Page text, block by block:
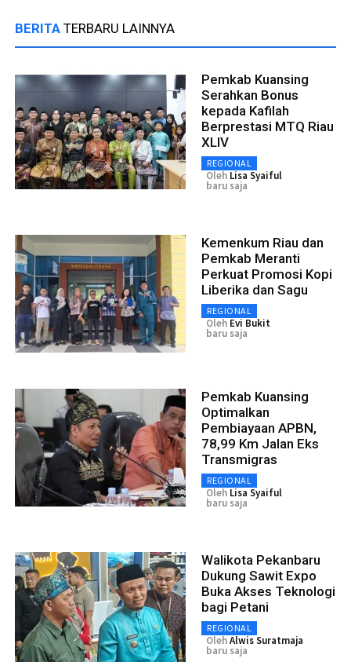
BERITA TERBARU LAINNYA
Pemkab Kuansing
Serahkan Bonus
kepada Kafilah
Berprestasi MTQ Riau
XLIV
REGIONAL
Oleh Lisa Syaiful
baru saja
Kemenkum Riau dan
Pemkab Meranti
Perkuat Promosi Kopi
Liberika dan Sagu
REGIONAL
Oleh Evi Bukit
baru saja
Pemkab Kuansing
Optimalkan
Pembiayaan APBN,
78,99 Km Jalan Eks
Transmigras
REGIONAL
Oleh Lisa Syaiful
baru saja
Walikota Pekanbaru
Dukung Sawit Expo
Buka Akses Teknologi
bagi Petani
REGIONAL
OlehAlwis Suratmaja
baru saja